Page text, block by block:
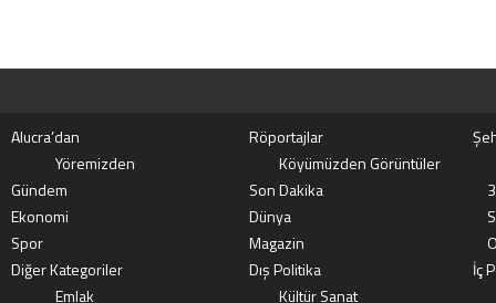
Alucra’dan Röportajlar
Yöremizden
Köyümüzden Görüntüler
Gündem
Son Dakika
Ekonomi
Dünya
Spor
Magazin
Diğer Kategoriler
Dış Politika
İç
Emlak
Kültür Sanat